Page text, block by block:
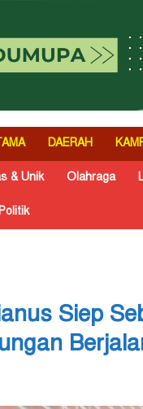
DAERAH
& Unik Olahraga
Politik
Siep